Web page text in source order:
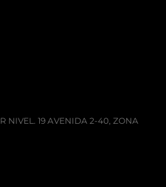
NIVEL. 19 AVENIDA 2-40, ZONA